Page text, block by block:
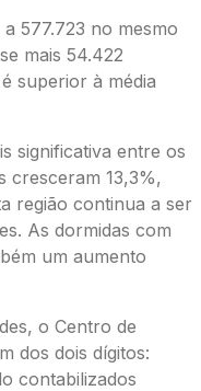
577.723 no mesmo
mais 54.422
superior à média
significativa entre os
cresceram 13,3%,
região continua a ser
As dormidas com
um aumento
o Centro de
dos dois dígitos:
contabilizados